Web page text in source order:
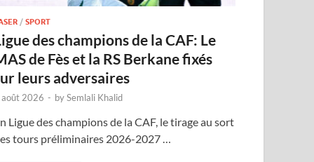
/SPORT
des champions de la CAF: Le
de Fès et la RS Berkane fixés
leurs adversaires
2026 - bySemlali Khalid
Ligue des champions de la CAF, le tirage au sort
tours préliminaires 2026-2027 …